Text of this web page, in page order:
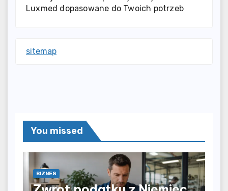
Luxmed dopasowane do Twoich potrzeb
sitemap
You missed
BIZNES